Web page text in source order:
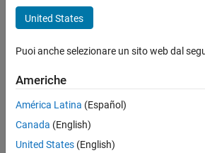
United States
Puoi anche selezionare un sito web dal
Americhe
América Latina (Español)
Canada (English)
United States (English)